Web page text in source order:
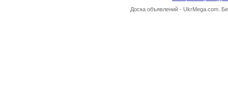
Доска объявлений - UkrMega.com.